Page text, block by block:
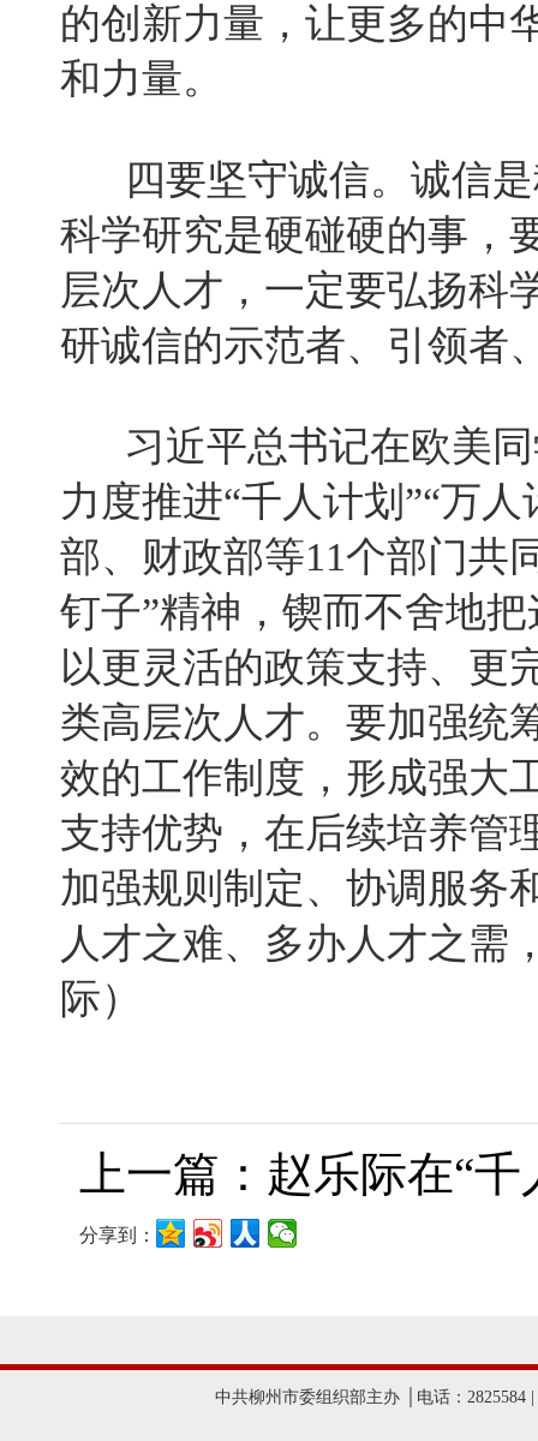
的创新力量，让更多的中
和力量。
四要坚守诚信。诚信是
科学研究是硬碰硬的事，
层次人才，一定要弘扬科
研诚信的示范者、引领者
习近平总书记在欧美同
力度推进“千人计划”“万
部、财政部等11个部门共
钉子”精神，锲而不舍地
以更灵活的政策支持、更
类高层次人才。要加强统
效的工作制度，形成强大
支持优势，在后续培养管
加强规则制定、协调服务
人才之难、多办人才之需
际）
上一篇：赵乐际在“
分享到：
中共柳州市委组织部主办 │电话：2825584